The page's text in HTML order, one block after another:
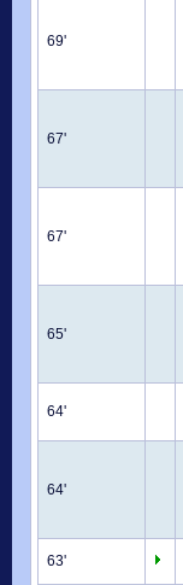
69'
67'
67'
65'
64'
64'
63'